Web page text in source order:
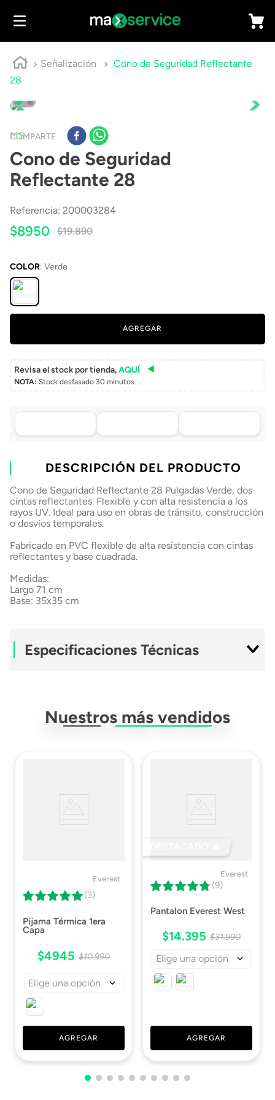
Señalización
Cono de Seguridad Reflectante
28
COMPARTE
MS
Cono de Seguridad
Reflectante 28
Referencia: 200003284
$8950 $19.890
COLOR: Verde
AGREGAR
Revisa el stock por tienda,AQUÍ
NOTA: Stock desfasado 30 minutos.
Tu compra, directo a
todo Chile
Retiro en tienda sin
Elige tu tienda más
cercana
por WhatsApp
nuestros ejecutivos
DESCRIPCIÓN DEL PRODUCTO
Cono de Seguridad Reflectante 28 Pulgadas Verde, dos
cintas reflectantes. Flexible y con alta resistencia a los
rayos UV. Ideal para uso en obras de tránsito, construcción
o desvíos temporales.
Fabricado en PVC flexible de alta resistencia con cintas
reflectantes y base cuadrada.
Medidas:
Largo 71 cm
Base: 35x35 cm
Especificaciones Técnicas
Altura 71 Cm
Nuestros más vendidos
Everest
(3)
Pijama Térmica 1era
Capa
$4945 $10.990
Elige una opción
AGREGAR
Everest
(9)
Pantalon Everest West
$14.395 $31.990
Elige una opción
AGREGAR